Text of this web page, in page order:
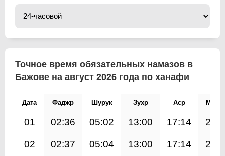
Точное время обязательных намазов в
Бажове на август 2026 года по ханафи
Дата Фаджр Шурук Зухр Аср
01 02:36 05:02 13:00 17:14
02 02:37 05:04 13:00 17:14